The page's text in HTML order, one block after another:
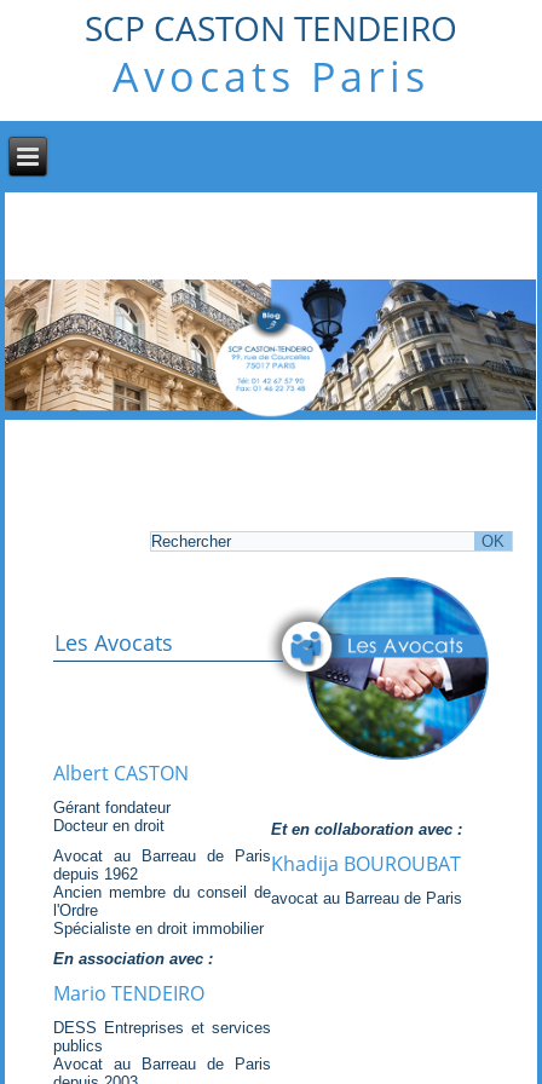
SCP CASTON TENDEIRO
Avocats Paris
Les Avocats
Albert CASTON
Gérant fondateur
Docteur en droit
Avocat au Barreau de Paris
depuis 1962
Ancien membre du conseil de
l'Ordre
Spécialiste en droit immobilier
En association avec :
Mario TENDEIRO
DESS Entreprises et services
publics
Avocat au Barreau de Paris
Et en collaboration avec :
Khadija BOUROUBAT
avocat au Barreau de Paris